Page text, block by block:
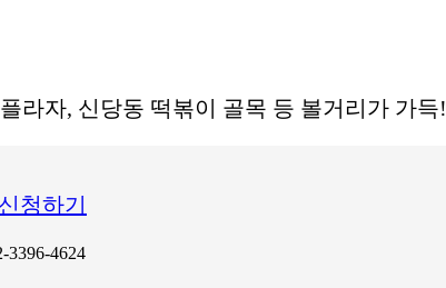
라자, 신당동 떡볶이 골목 등 볼거리가 가득!
신청하기
4624